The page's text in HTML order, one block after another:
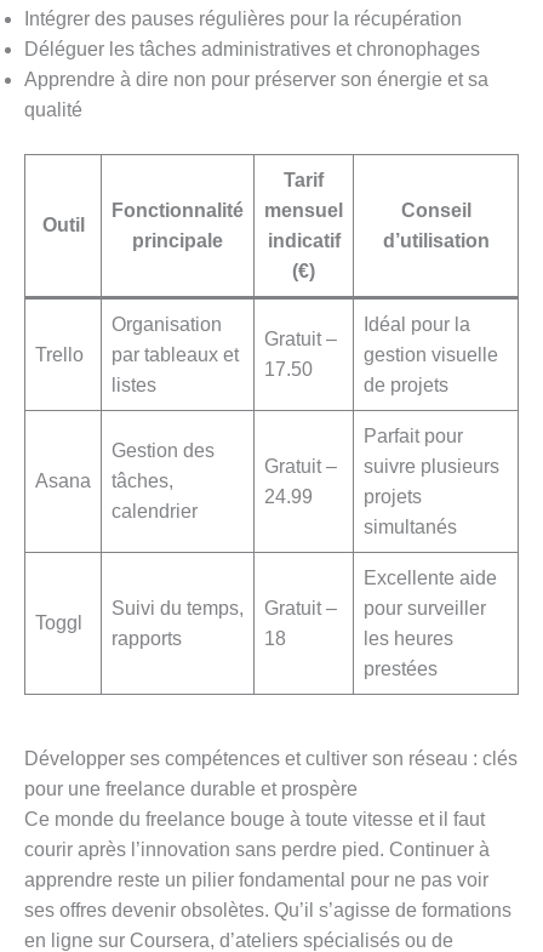
Intégrer des pauses régulières pour la récupération
Déléguer les tâches administratives et chronophages
Apprendre à dire non pour préserver son énergie et sa
qualité
Outil
Fonctionnalité
principale
Tarif
mensuel
indicatif
(€)
Conseil
d’utilisation
Trello
Organisation
par tableaux et
listes
Gratuit –
17.50
Idéal pour la
gestion visuelle
de projets
Asana
Gestion des
tâches,
calendrier
Gratuit –
24.99
Parfait pour
suivre plusieurs
projets
simultanés
Toggl
Suivi du temps,
rapports
Gratuit –
18
Excellente aide
pour surveiller
les heures
prestées
Développer ses compétences et cultiver son réseau : clés
pour une freelance durable et prospère
Ce monde du freelance bouge à toute vitesse et il faut
courir après l’innovation sans perdre pied. Continuer à
apprendre reste un pilier fondamental pour ne pas voir
ses offres devenir obsolètes. Qu’il s’agisse de formations
en ligne sur Coursera, d’ateliers spécialisés ou de